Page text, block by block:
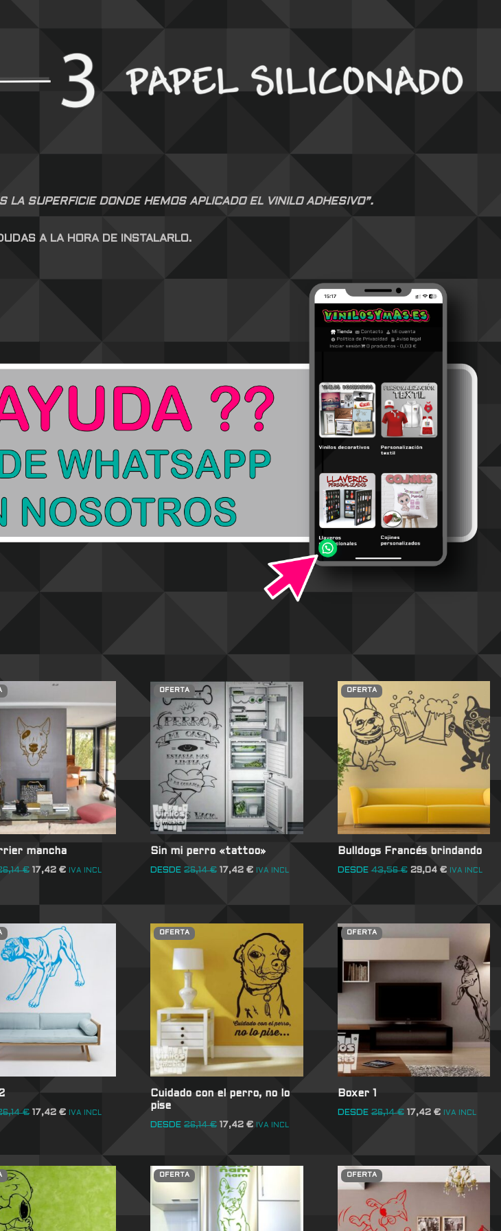
LA SUPERFICIE DONDE HEMOS APLICADO EL VINILO ADHESIVO”.
A LA HORA DE INSTALARLO.
mancha
€ 17,42€ IVA INCL
OFERTA
Sin mi perro «tattoo»
DESDE 26,14€ 17,42 € IVA INCL
OFERTA
Bulldogs Francés brindando
DESDE 43,56€ 29,04 € IVA INCL
€ 17,42€ IVA INCL
OFERTA
Cuidado con el perro, no lo
pise
DESDE 26,14€ 17,42 € IVA INCL
OFERTA
Boxer 1
DESDE 26,14€ 17,42 € IVA INCL
OFERTA OFERTA